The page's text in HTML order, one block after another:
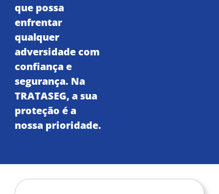
que possa
enfrentar
qualquer
adversidade com
confiança e
segurança. Na
TRATASEG, a sua
proteção é a
nossa prioridade.